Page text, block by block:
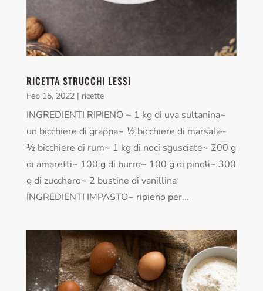
RICETTA STRUCCHI LESSI
Feb 15, 2022| ricette
INGREDIENTI RIPIENO ~ 1 kg di uva sultanina~
un bicchiere di grappa~ ½ bicchiere di marsala~
½ bicchiere di rum~ 1 kg di noci sgusciate~ 200 g
di amaretti~ 100 g di burro~ 100 g di pinoli~ 300
g di zucchero~ 2 bustine di vanillina
INGREDIENTI IMPASTO~ ripieno per...